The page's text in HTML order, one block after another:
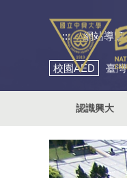
::: 網站導覽
校園AED 臺
認識興大